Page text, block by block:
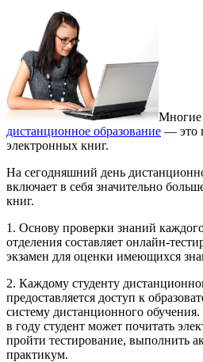
Многие
дистанционное образование — это
электронных книг.
На сегодняшний день
включает в себя значительно
книг.
1. Основу проверки знаний
отделения составляет онлайн-
экзамен для оценки имеющихся
2. Каждому студенту
предоставляется доступ к
систему дистанционного
в году студент может почитать
пройти тестирование, выполнить
практикум.